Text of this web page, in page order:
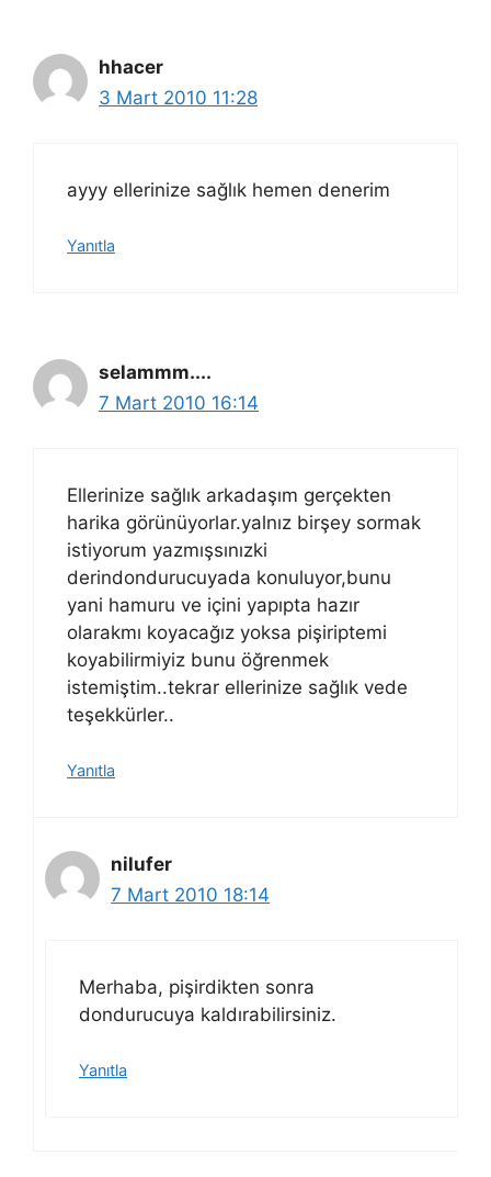
hhacer
3 Mart 2010 11:28
ayyy ellerinize sağlık hemen denerim
Yanıtla
selammm....
7 Mart 2010 16:14
Ellerinize sağlık arkadaşım gerçekten
harika görünüyorlar.yalnız birşey sormak
istiyorum yazmışsınızki
derindondurucuyada konuluyor,bunu
yani hamuru ve içini yapıpta hazır
olarakmı koyacağız yoksa pişiriptemi
koyabilirmiyiz bunu öğrenmek
istemiştim..tekrar ellerinize sağlık vede
teşekkürler..
Yanıtla
nilufer
7 Mart 2010 18:14
Merhaba, pişirdikten sonra
dondurucuya kaldırabilirsiniz.
Yanıtla